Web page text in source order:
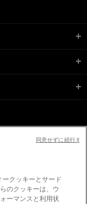
ていますか？
Reserved.詳細情報
クッキーとサード
のクッキーは、ウ
ーマンスと利用状
同意せずに続行 X